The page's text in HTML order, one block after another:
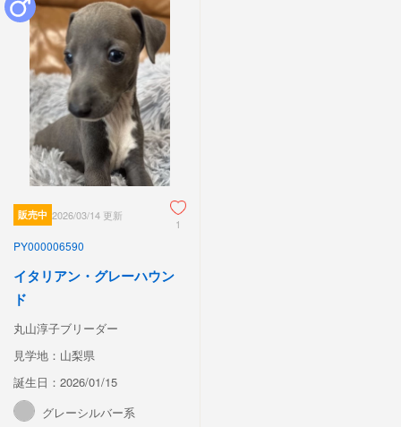
販売中 2026/03/14 更新
1
PY000006590
イタリアン・グレーハウン
ド
丸山淳子ブリーダー
見学地：山梨県
誕生日：2026/01/15
グレーシルバー系